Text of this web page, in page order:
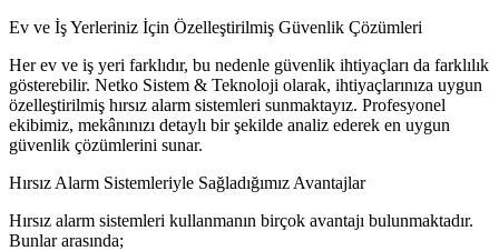
Ev ve İş Yerleriniz İçin Özelleştirilmiş Güvenlik Çözümleri
Her ev ve iş yeri farklıdır, bu nedenle güvenlik ihtiyaçları da farklılık
gösterebilir. Netko Sistem & Teknoloji olarak, ihtiyaçlarınıza uygun
özelleştirilmiş hırsız alarm sistemleri sunmaktayız. Profesyonel
ekibimiz, mekânınızı detaylı bir şekilde analiz ederek en uygun
güvenlik çözümlerini sunar.
Hırsız Alarm Sistemleriyle Sağladığımız Avantajlar
Hırsız alarm sistemleri kullanmanın birçok avantajı bulunmaktadır.
Bunlar arasında;